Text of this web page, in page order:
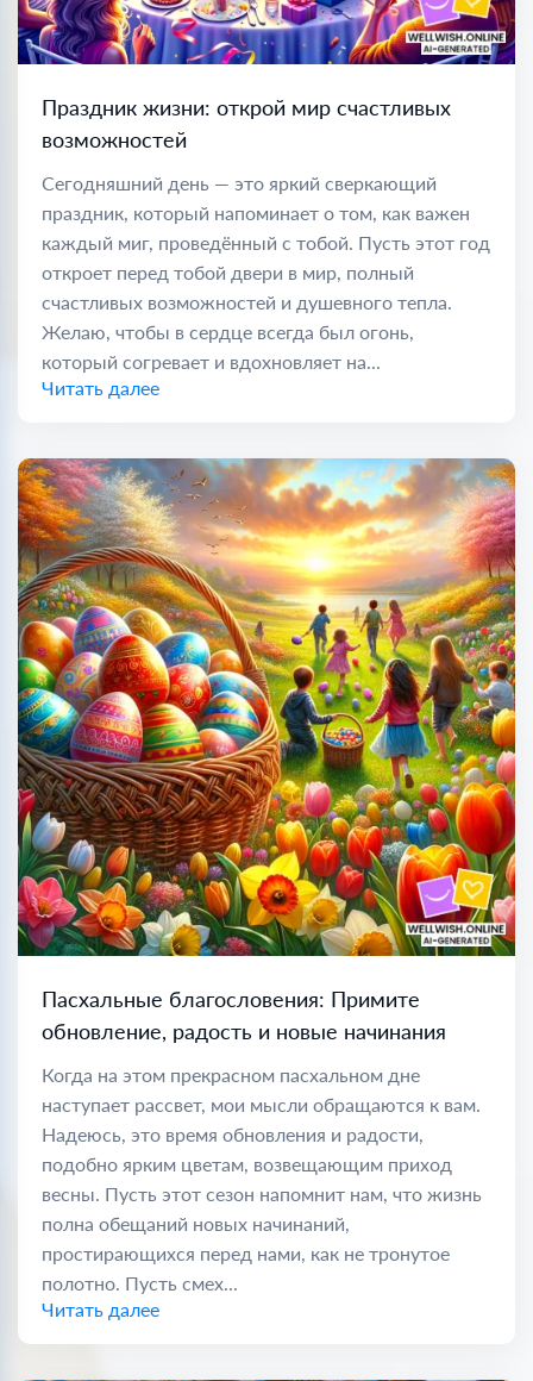
Праздник жизни: открой мир счастливых
возможностей
Сегодняшний день — это яркий сверкающий
праздник, который напоминает о том, как важен
каждый миг, проведённый с тобой. Пусть этот год
откроет перед тобой двери в мир, полный
счастливых возможностей и душевного тепла.
Желаю, чтобы в сердце всегда был огонь,
который согревает и вдохновляет на...
Читать далее
Пасхальные благословения: Примите
обновление, радость и новые начинания
Когда на этом прекрасном пасхальном дне
наступает рассвет, мои мысли обращаются к вам.
Надеюсь, это время обновления и радости,
подобно ярким цветам, возвещающим приход
весны. Пусть этот сезон напомнит нам, что жизнь
полна обещаний новых начинаний,
простирающихся перед нами, как не тронутое
полотно. Пусть смех...
Читать далее